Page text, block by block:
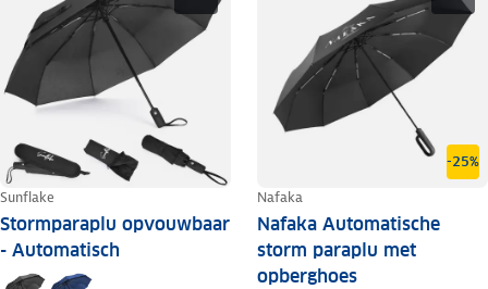
Sunflake
Stormparaplu opvouwbaar
- Automatisch
-25%
Nafaka
Nafaka Automatische
storm paraplu met
opberghoes